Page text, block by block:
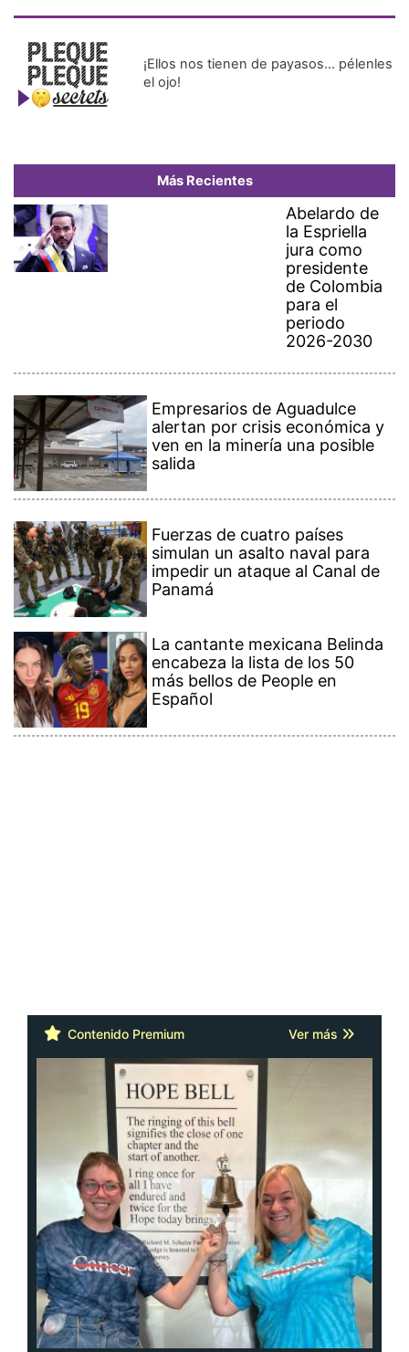
¡Ellos nos tienen de payasos… pélenles
el ojo!
Más Recientes
Abelardo de
la Espriella
jura como
presidente
de Colombia
para el
periodo
2026-2030
Empresarios de Aguadulce
alertan por crisis económica y
ven en la minería una posible
salida
Fuerzas de cuatro países
simulan un asalto naval para
impedir un ataque al Canal de
Panamá
La cantante mexicana Belinda
encabeza la lista de los 50
más bellos de People en
Español
Contenido Premium Ver más